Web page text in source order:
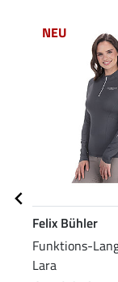
NEU
Felix Bühler
Funktions-
Lara